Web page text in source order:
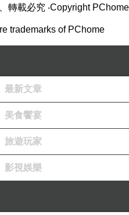
轉載必究 ‧Copyright PChome
trademarks of PChome
最新文章
美食饗宴
旅遊玩家
影視娛樂